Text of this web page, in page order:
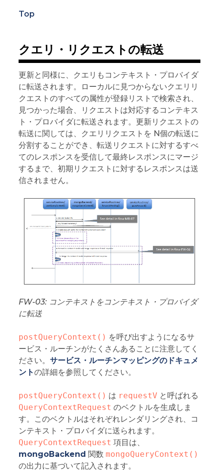
Top
クエリ・リクエストの転送
更新と同様に、クエリもコンテキスト・プロバイダ
に転送されます。ローカルに見つからないクエリリ
クエストのすべての属性が登録リストで検索され、
見つかった場合、リクエストは対応するコンテキス
ト・プロバイダに転送されます。更新リクエストの
転送に関しては、クエリリクエストを N個の転送に
分割することができ、転送リクエストに対するすべ
てのレスポンスを受信して​​最終レスポンスにマージ
するまで、初期リクエストに対するレスポンスは送
信されません。
FW-03: コンテキストをコンテキスト・プロバイダ
に転送
postQueryContext() を呼び出すようになるサ
ービス・ルーチンがたくさんあることに注意してく
ださい。 サービス・ルーチンマッピングのドキュメ
ントの詳細を参照してください。
postQueryContext() は requestV と呼ばれる
QueryContextRequest のベクトルを生成しま
す。このベクトルはそれぞれレンダリングされ、コ
ンテキスト・プロバイダに送られます。
QueryContextRequest 項目は、
mongoBackend 関数 mongoQueryContext()
の出力に基づいて記入されます。